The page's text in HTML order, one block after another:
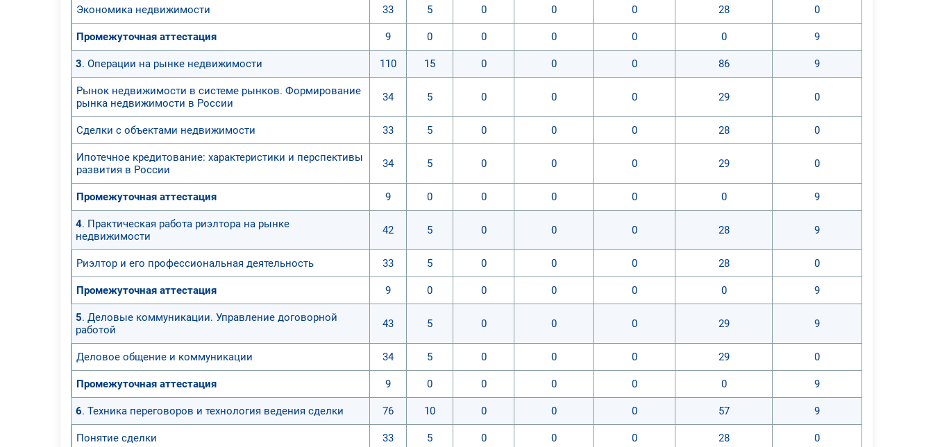
Экономика недвижимости 33 5 0 0 0 28 0
Промежуточная аттестация 9 0 0 0 0 0 9
3. Операции на рынке недвижимости 110 15 0 0 0 86 9
Рынок недвижимости в системе рынков. Формирование
рынка недвижимости в России
34 5 0 0 0 29 0
Сделки с объектами недвижимости 33 5 0 0 0 28 0
Ипотечное кредитование: характеристики и перспективы
развития в России
34 5 0 0 0 29 0
Промежуточная аттестация 9 0 0 0 0 0 9
4. Практическая работа риэлтора на рынке
недвижимости
42 5 0 0 0 28 9
Риэлтор и его профессиональная деятельность 33 5 0 0 0 28 0
Промежуточная аттестация 9 0 0 0 0 0 9
5. Деловые коммуникации. Управление договорной
работой
43 5 0 0 0 29 9
Деловое общение и коммуникации 34 5 0 0 0 29 0
Промежуточная аттестация 9 0 0 0 0 0 9
6. Техника переговоров и технология ведения сделки 76 10 0 0 0 57 9
Понятие сделки 33 5 0 0 0 28 0